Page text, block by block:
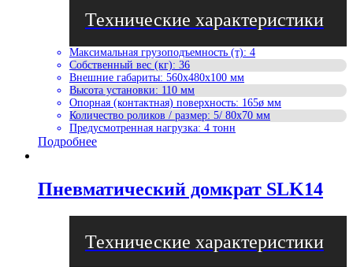
Максимальная грузоподъемность (т): 4
Собственный вес (кг): 36
Внешние габариты: 560x480x100 мм
Высота установки: 110 мм
Опорная (контактная) поверхность: 165ø мм
Количество роликов / размер: 5/ 80x70 мм
Предусмотренная нагрузка: 4 тонн
Подробнее
Пневматический домкрат SLK14